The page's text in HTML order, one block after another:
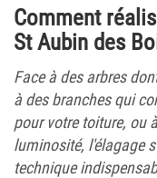
Comment
St Aubin des
Face à des arbres
à des branches qui
pour votre toiture, ou
luminosité, l'élagage
technique